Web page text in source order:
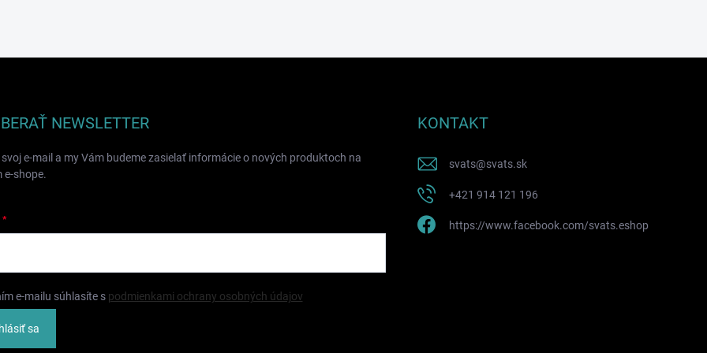
NEWSLETTER
e-mail a my Vám budeme zasielať informácie o nových produktoch na
e-shope.
e-mailu súhlasíte s podmienkami ochrany osobných údajov
sa
KONTAKT
svats@svats.sk
+421 914 121 196
https://www.facebook.com/svats.eshop